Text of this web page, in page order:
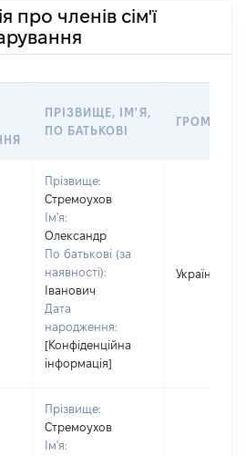
про членів сім'ї
ПРІЗВИЩЕ, ІМ'Я,
ПО БАТЬКОВІ
Прізвище:
Стремоухов
Ім'я:
Олександр
По батькові (за
наявності):
Іванович
Дата
народження:
[Конфіденційна
інформація]
Україна
Прізвище:
Стремоухов
Ім'я: